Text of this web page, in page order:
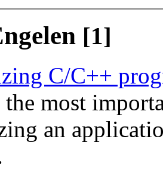
[1]
C/C++
the most
an